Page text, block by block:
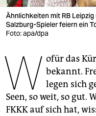
veranstaltungen
shop
unterstützen
abo
genossenschaft
Ähnlichkeiten mit RB Leipzig
Salzburg-Spieler feiern ein
Foto: apa/dpa
W ofür das
bekannt.
legen sich
Seen, so weit, so gut.
FKKK auf sich hat,